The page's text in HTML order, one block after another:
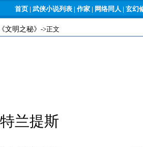
首页 | 武侠小说列表 | 作家 | 网络同人 | 玄幻
《文明之秘》 ->正文
兰提斯